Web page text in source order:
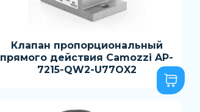
Клапан пропорциональный
прямого действия Camozzi AP-
7215-QW2-U77OX2